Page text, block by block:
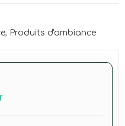
, Produits d'ambiance